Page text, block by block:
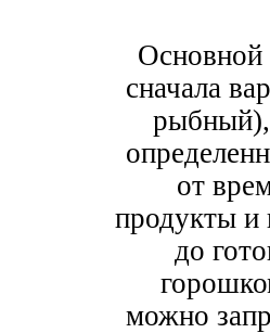
Основной
сначала
рыбный),
от
продукты и
до
можно